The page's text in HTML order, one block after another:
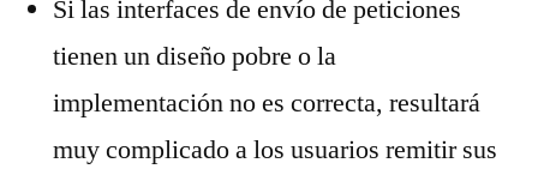
Si las interfaces de envío de peticiones
tienen un diseño pobre o la
implementación no es correcta, resultará
muy complicado a los usuarios remitir sus